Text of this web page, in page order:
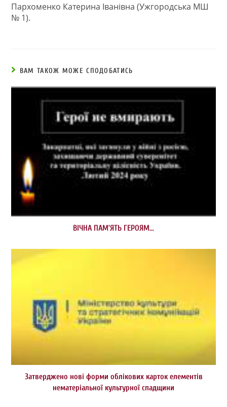
Пархоменко Катерина Іванівна (Ужгородська МШ
№ 1).
ВАМ ТАКОЖ МОЖЕ СПОДОБАТИСЬ
ВІЧНА ПАМ’ЯТЬ ГЕРОЯМ…
Затверджено нові форми облікових карток елементів
нематеріальної культурної спадщини